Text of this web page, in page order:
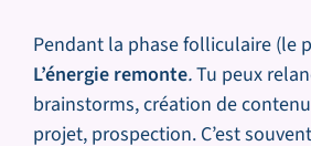
Pendant la phase folliculaire (le
L’énergie remonte.Tu peux
brainstorms, création de
projet, prospection. C’est